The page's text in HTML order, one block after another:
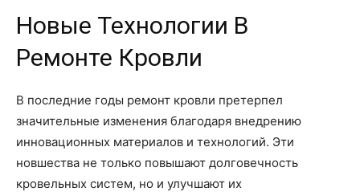
Новые Технологии В
Ремонте Кровли
В последние годы ремонт кровли претерпел
значительные изменения благодаря внедрению
инновационных материалов и технологий. Эти
новшества не только повышают долговечность
кровельных систем, но и улучшают их